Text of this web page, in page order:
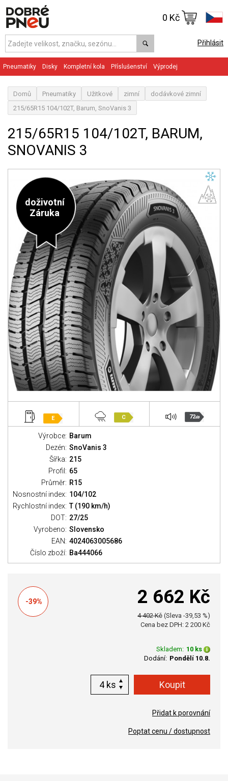
Přihlásit
0 Kč
Pneumatiky Disky Kompletní kola Příslušenství Výprodej
Domů Pneumatiky Užitkové zimní
dodávkové zimní
215/65R15 104/102T, Barum, SnoVanis 3
215/65R15 104/102T, BARUM,
SNOVANIS 3
doživotní
Záruka
E C 72dB
Výrobce: Barum
Dezén: SnoVanis 3
Šířka: 215
Profil: 65
Průměr: R15
Nosnostní index: 104/102
Rychlostní index: T (190 km/h)
DOT: 27/25
Vyrobeno: Slovensko
EAN: 4024063005686
Číslo zboží: Ba444066
-39% 2 662 Kč
4 402 Kč (Sleva -39,53 %)
Cena bez DPH: 2 200 Kč
Skladem: 10 ks
Dodání: Pondělí 10.8.
ks
Přidat k porovnání
Poptat cenu / dostupnost